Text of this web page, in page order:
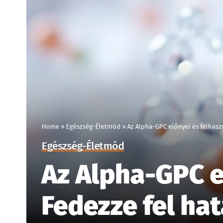
Home » Egészség-Életmód » Az Alpha-GPC előnyei és
Egészség-Életmód
Az Alpha-
Fedezze fel